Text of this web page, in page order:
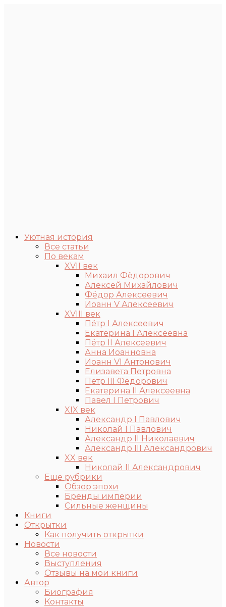
Уютная история
Все статьи
По векам
XVII век
Михаил Фёдорович
Алексей Михайлович
Фёдор Алексеевич
Иоанн V Алексеевич
XVIII век
Пётр I Алексеевич
Екатерина I Алексеевна
Пётр II Алексеевич
Анна Иоанновна
Иоанн VI Антонович
Елизавета Петровна
Пётр III Фёдорович
Екатерина II Алексеевна
Павел I Петрович
XIX век
Александр I Павлович
Николай I Павлович
Александр II Николаевич
Александр III Александрович
XX век
Николай II Александрович
Еще рубрики
Обзор эпохи
Бренды империи
Сильные женщины
Книги
Открытки
Как получить открытки
Новости
Все новости
Выступления
Отзывы на мои книги
Автор
Биография
Контакты